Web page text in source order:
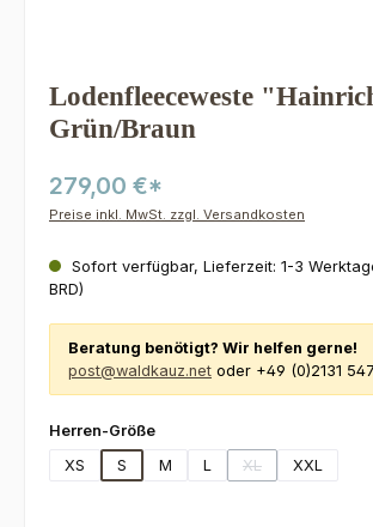
Lodenfleeceweste
Grün/Braun
279,00 €*
Preise inkl. MwSt. zzgl. Versandkosten
Sofort verfügbar, Lieferzeit: 1-3
BRD)
Beratung benötigt? Wir helfen gerne!
post@waldkauz.net oder +49 (0)2131
Herren-Größeauswählen
XS
S M L XL
(Diese Option ist
XXL